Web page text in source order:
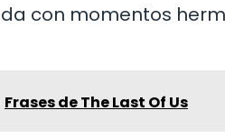
con momentos
Frases de The Last Of Us